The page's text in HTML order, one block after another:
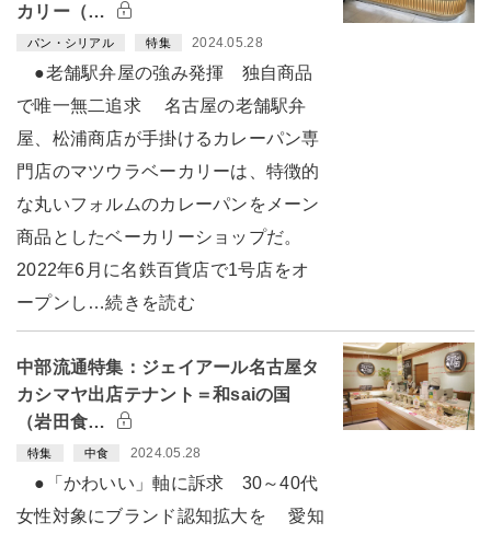
カリー（…
パン・シリアル 特集 2024.05.28
●老舗駅弁屋の強み発揮 独自商品
で唯一無二追求 名古屋の老舗駅弁
屋、松浦商店が手掛けるカレーパン専
門店のマツウラベーカリーは、特徴的
な丸いフォルムのカレーパンをメーン
商品としたベーカリーショップだ。
2022年6月に名鉄百貨店で1号店をオ
ープンし…続きを読む
中部流通特集：ジェイアール名古屋タ
カシマヤ出店テナント＝和saiの国
（岩田食…
特集 中食 2024.05.28
●「かわいい」軸に訴求 30～40代
女性対象にブランド認知拡大を 愛知